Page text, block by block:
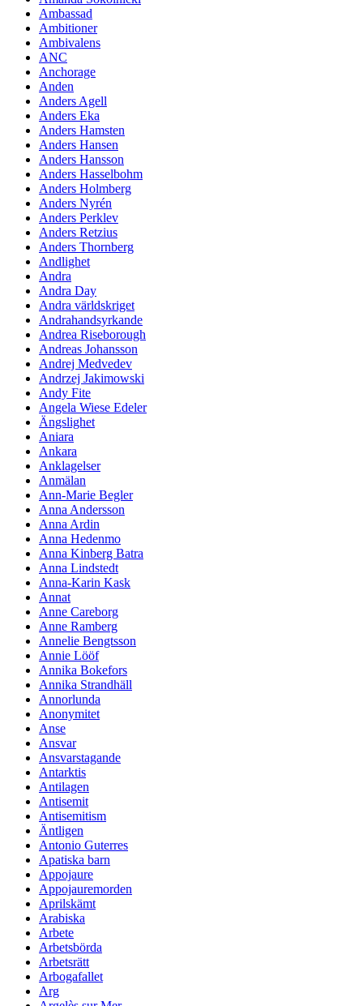
Ambassad
Ambitioner
Ambivalens
ANC
Anchorage
Anden
Anders Agell
Anders Eka
Anders Hamsten
Anders Hansen
Anders Hansson
Anders Hasselbohm
Anders Holmberg
Anders Nyrén
Anders Perklev
Anders Retzius
Anders Thornberg
Andlighet
Andra
Andra Day
Andra världskriget
Andrahandsyrkande
Andrea Riseborough
Andreas Johansson
Andrej Medvedev
Andrzej Jakimowski
Andy Fite
Angela Wiese Edeler
Ängslighet
Aniara
Ankara
Anklagelser
Anmälan
Ann-Marie Begler
Anna Andersson
Anna Ardin
Anna Hedenmo
Anna Kinberg Batra
Anna Lindstedt
Anna-Karin Kask
Annat
Anne Careborg
Anne Ramberg
Annelie Bengtsson
Annie Lööf
Annika Bokefors
Annika Strandhäll
Annorlunda
Anonymitet
Anse
Ansvar
Ansvarstagande
Antarktis
Antilagen
Antisemit
Antisemitism
Äntligen
Antonio Guterres
Apatiska barn
Appojaure
Appojauremorden
Aprilskämt
Arabiska
Arbete
Arbetsbörda
Arbetsrätt
Arbogafallet
Arg